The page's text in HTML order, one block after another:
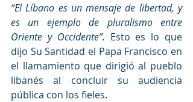
“El Líbano es un mensaje de libertad, y
es un ejemplo de pluralismo entre
Oriente y Occidente”. Esto es lo que
dijo Su Santidad el Papa Francisco en
el llamamiento que dirigió al pueblo
libanés al concluir su audiencia
pública con los fieles.